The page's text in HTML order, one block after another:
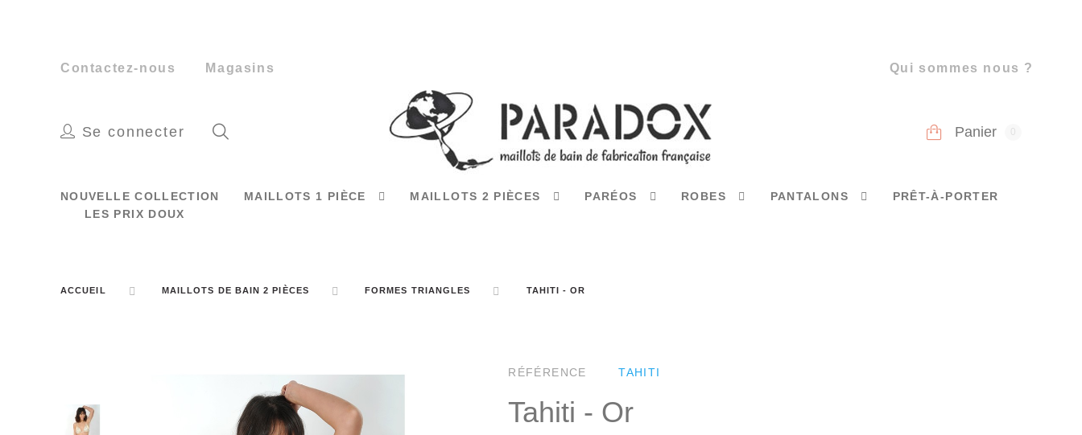
Contactez-nous Magasins Qui sommes nous ?
Se connecter Panier
NOUVELLE COLLECTION MAILLOTS 1 PIÈCE MAILLOTS 2 PIÈCES PARÉOS ROBES PANTALONS
PRÊT-À-PORTER
LES PRIX DOUX
ACCUEIL MAILLOTS DE BAIN 2 PIÈCES FORMES TRIANGLES TAHITI - OR
RÉFÉRENCE TAHITI
Tahiti - Or